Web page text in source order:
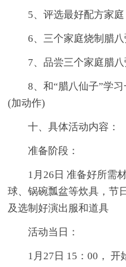
5、评选最好配方家庭
6、三个家庭烧制腊八
7、品尝三个家庭腊
8、和“腊八仙子”学
(加动作)
十、具体活动内容：
准备阶段：
1月26日 准备好所需
球、锅碗瓢盆等炊具，节
及选制好演出服和道具
活动当日：
1月27日 15：00，